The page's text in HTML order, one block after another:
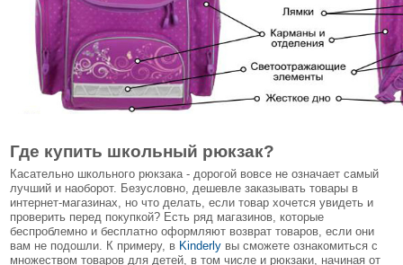
Где купить школьный рюкзак?
Касательно школьного рюкзака - дорогой вовсе не означает самый
лучший и наоборот. Безусловно, дешевле заказывать товары в
интернет-магазинах, но что делать, если товар хочется увидеть и
проверить перед покупкой? Есть ряд магазинов, которые
беспроблемно и бесплатно оформляют возврат товаров, если они
вам не подошли. К примеру, в Kinderly вы сможете ознакомиться с
множеством товаров для детей, в том числе и рюкзаки, начиная от